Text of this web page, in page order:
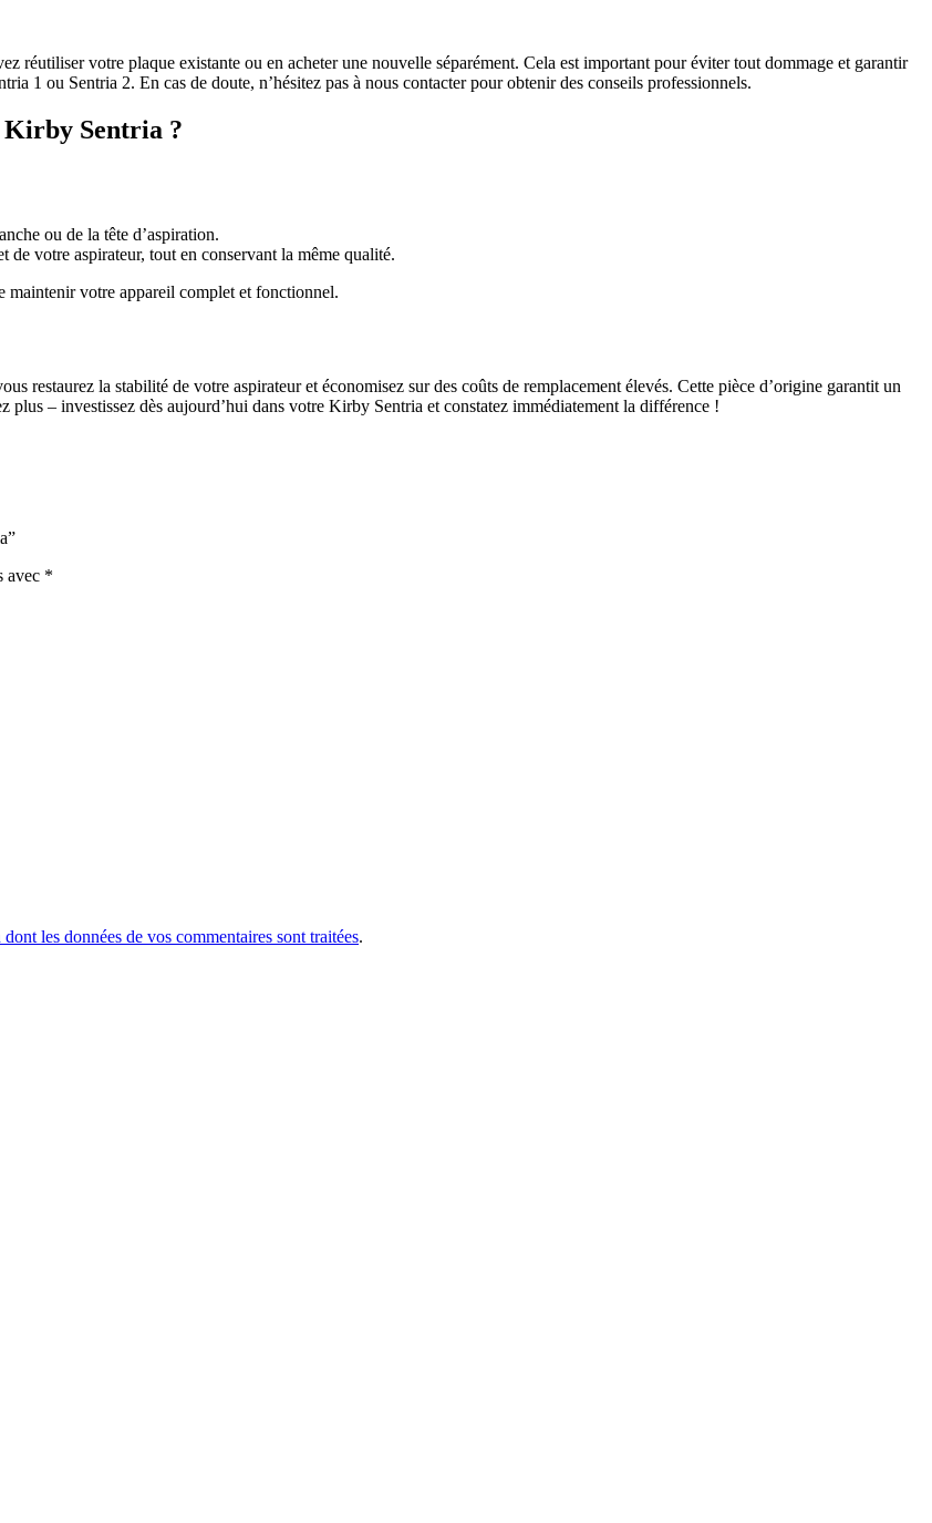
réutiliser votre plaque existante ou en acheter une nouvelle séparément. Cela est important pour éviter tout dommage et garantir
1 ou Sentria 2. En cas de doute, n’hésitez pas à nous contacter pour obtenir des conseils professionnels.
Sentria ?
ou de la tête d’aspiration.
de votre aspirateur, tout en conservant la même qualité.
maintenir votre appareil complet et fonctionnel.
restaurez la stabilité de votre aspirateur et économisez sur des coûts de remplacement élevés. Cette pièce d’origine garantit un
plus – investissez dès aujourd’hui dans votre Kirby Sentria et constatez immédiatement la différence !
avec *
les données de vos commentaires sont traitées.